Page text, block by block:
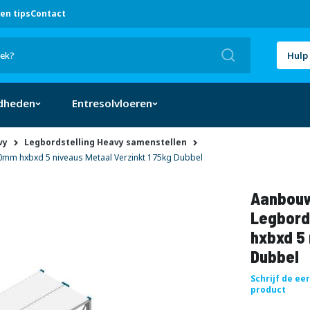
tipsContact
Hulp
Entresolvloeren
Legbordstelling Heavy samenstellen
hxbxd 5 niveaus Metaal Verzinkt 175kg Dubbel
hxbxd 5
Dubbel
Schrijf de
product